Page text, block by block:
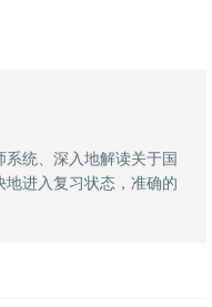
统、深入地解读关于国
地进入复习状态，准确的